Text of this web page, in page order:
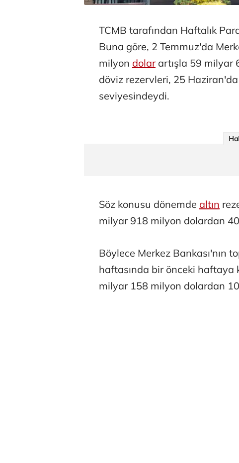
TCMB tarafından Haftalık
Buna göre, 2 Temmuz'da
milyon dolarartışla 59 milyar
döviz rezervleri, 25
seviyesindeydi.
Söz konusu dönemde altın
milyar 918 milyon dolardan
Böylece Merkez Bankası'nın
haftasında bir önceki haftaya
milyar 158 milyon dolardan